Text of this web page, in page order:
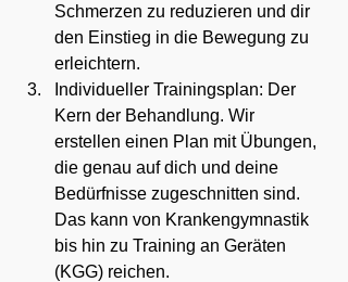
Schmerzen zu reduzieren und dir
den Einstieg in die Bewegung zu
erleichtern.
Individueller Trainingsplan: Der
Kern der Behandlung. Wir
erstellen einen Plan mit Übungen,
die genau auf dich und deine
Bedürfnisse zugeschnitten sind.
Das kann von Krankengymnastik
bis hin zu Training an Geräten
(KGG) reichen.